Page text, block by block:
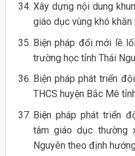
Xây dựng nội dung
giáo dục vùng khó
Biện pháp đổi mới lề
trường học tỉnh Thái
Biện pháp phát triển
THCS huyện Bắc Mê
Biện pháp phát triển
tâm giáo dục thường
Nguyên theo định